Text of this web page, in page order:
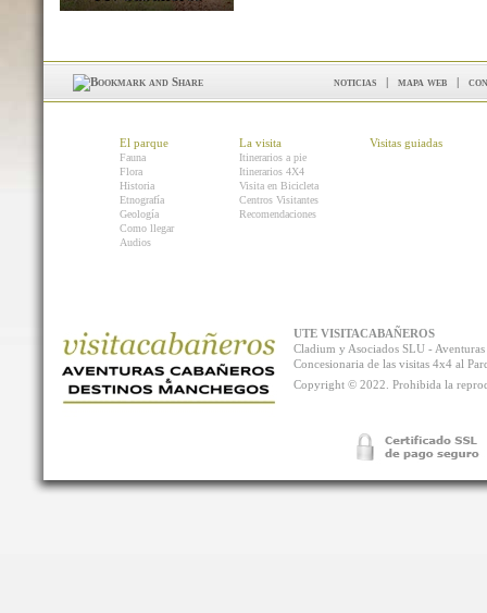
noticias | mapa web |
El parque
Fauna
Flora
Historia
Etnografía
Geología
Como llegar
Audios
La visita
Itinerarios a pie
Itinerarios 4X4
Visita en Bicicleta
Centros Visitantes
Recomendaciones
Visitas guiadas
UTE VISITACABAÑEROS
Cladium y Asociados SLU -
Concesionaria de las visitas 4x4 al
Copyright © 2022. Prohibida la